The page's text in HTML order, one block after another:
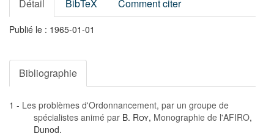
Détail BibTeX Comment citer
Publié le : 1965-01-01
Bibliographie
1 - Les problèmes d'Ordonnancement, par un groupe de
spécialistes animé par B. Roy, Monographie de l'AFIRO,
Dunod.